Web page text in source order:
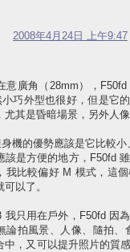
2008年4月24日 上午9:47
意廣角（28mm），
小巧外型也很好，但是它
尤其是昏暗場景，另外人
身機的優勢應該是它比較
該是方便的地方，F50fd
我比較偏好 M 模式，這
以了。
我只用在戶外，F50fd 因
論拍風景、人像、隨拍
中，又可以提升照片的質